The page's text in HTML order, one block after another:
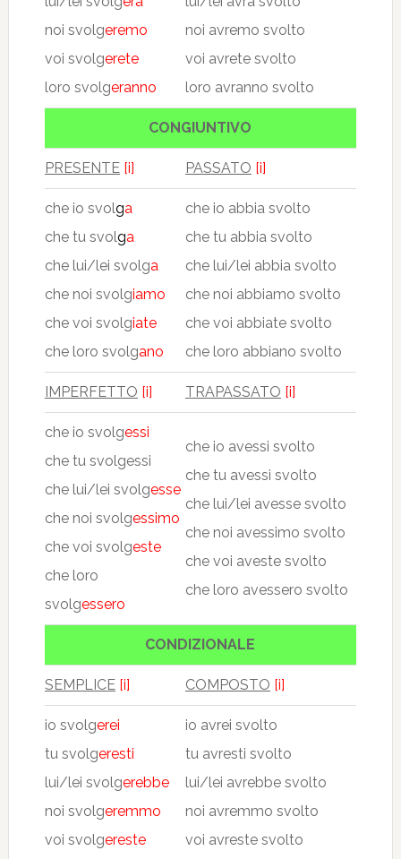
noi svolgeremo
voi svolgerete
loro svolgeranno
noi avremo svolto
voi avrete svolto
loro avranno svolto
CONGIUNTIVO
PRESENTE [i] PASSATO [i]
che io svolga
che tu svolga
che lui/lei svolga
che noi svolgiamo
che voi svolgiate
che loro svolgano
che io abbia svolto
che tu abbia svolto
che lui/lei abbia svolto
che noi abbiamo svolto
che voi abbiate svolto
che loro abbiano svolto
IMPERFETTO [i] TRAPASSATO [i]
che io svolgessi
che tu svolgessi
che lui/lei svolgesse
che noi svolgessimo
che voi svolgeste
che loro
svolgessero
che io avessi svolto
che tu avessi svolto
che lui/lei avesse svolto
che noi avessimo svolto
che voi aveste svolto
che loro avessero svolto
CONDIZIONALE
SEMPLICE [i] COMPOSTO [i]
io svolgerei
tu svolgeresti
lui/lei svolgerebbe
noi svolgeremmo
voi svolgereste
io avrei svolto
tu avresti svolto
lui/lei avrebbe svolto
noi avremmo svolto
voi avreste svolto